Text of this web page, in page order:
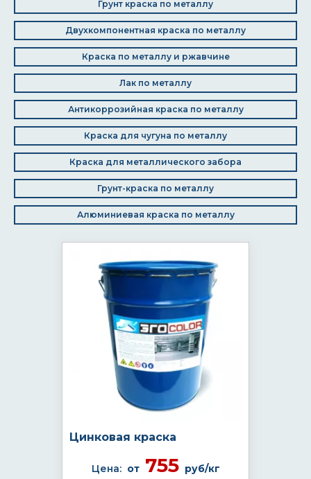
Грунт краска по металлу
Двухкомпонентная краска по металлу
Краска по металлу и ржавчине
Лак по металлу
Антикоррозийная краска по металлу
Краска для чугуна по металлу
Краска для металлического забора
Грунт-краска по металлу
Алюминиевая краска по металлу
Цинковая краска
Цена: от755 руб/кг